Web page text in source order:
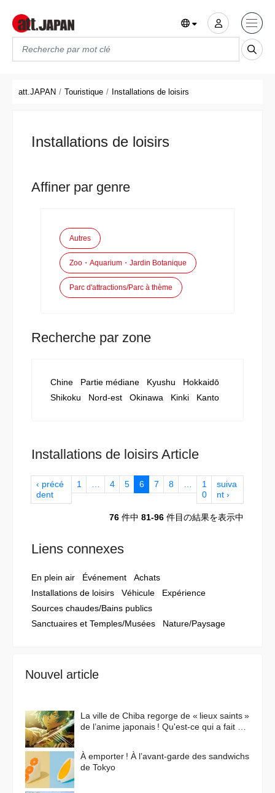
att.JAPAN Touristique Installations de loisirs
Installations de loisirs
Affiner par genre
Autres
Zoo・Aquarium・Jardin Botanique
Parc d'attractions/Parc à thème
Recherche par zone
Chine Partie médiane Kyushu
Hokkaidō
Shikoku
Nord-est Okinawa Kinki Kanto
Installations de loisirs Article
‹ précé
dent
1 4 5 6 7 8
1
0
suiva
nt ›
76 件中 81-96 件目の結果を表示中
Liens connexes
En plein air Événement
Achats
Installations de loisirs
Véhicule
Expérience
Sources chaudes/Bains publics
Sanctuaires et Temples/Musées
Nature/Paysage
Nouvel article
La ville de Chiba regorge de « lieux saints »
de l’anime japonais ! Qu'est-ce qui a fait de
À emporter ! À l’avant-garde des sandwichs
de Tokyo